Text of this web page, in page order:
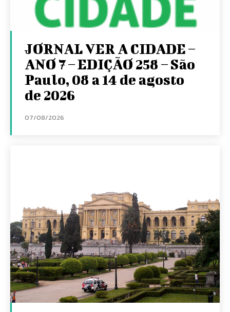
JORNAL VER A CIDADE –
ANO 7 – EDIÇÃO 258 – São
Paulo, 08 a 14 de agosto
de 2026
07/08/2026